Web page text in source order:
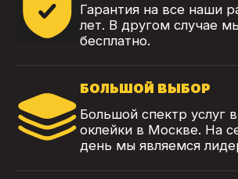
Гарантия на все наши
лет. В другом случае
бесплатно.
БОЛЬШОЙ ВЫБОР
Большой спектр услуг
оклейки в Москве. На
день мы являемся